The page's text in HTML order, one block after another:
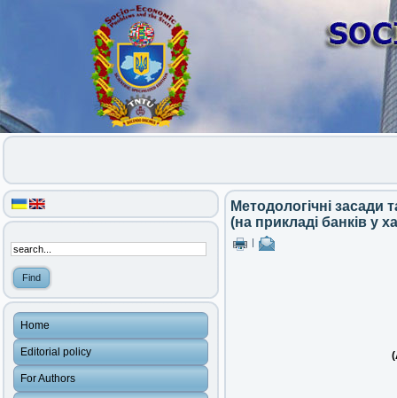
Home
Editorial policy
For Authors
Методологічні засади
(на прикладі банків у